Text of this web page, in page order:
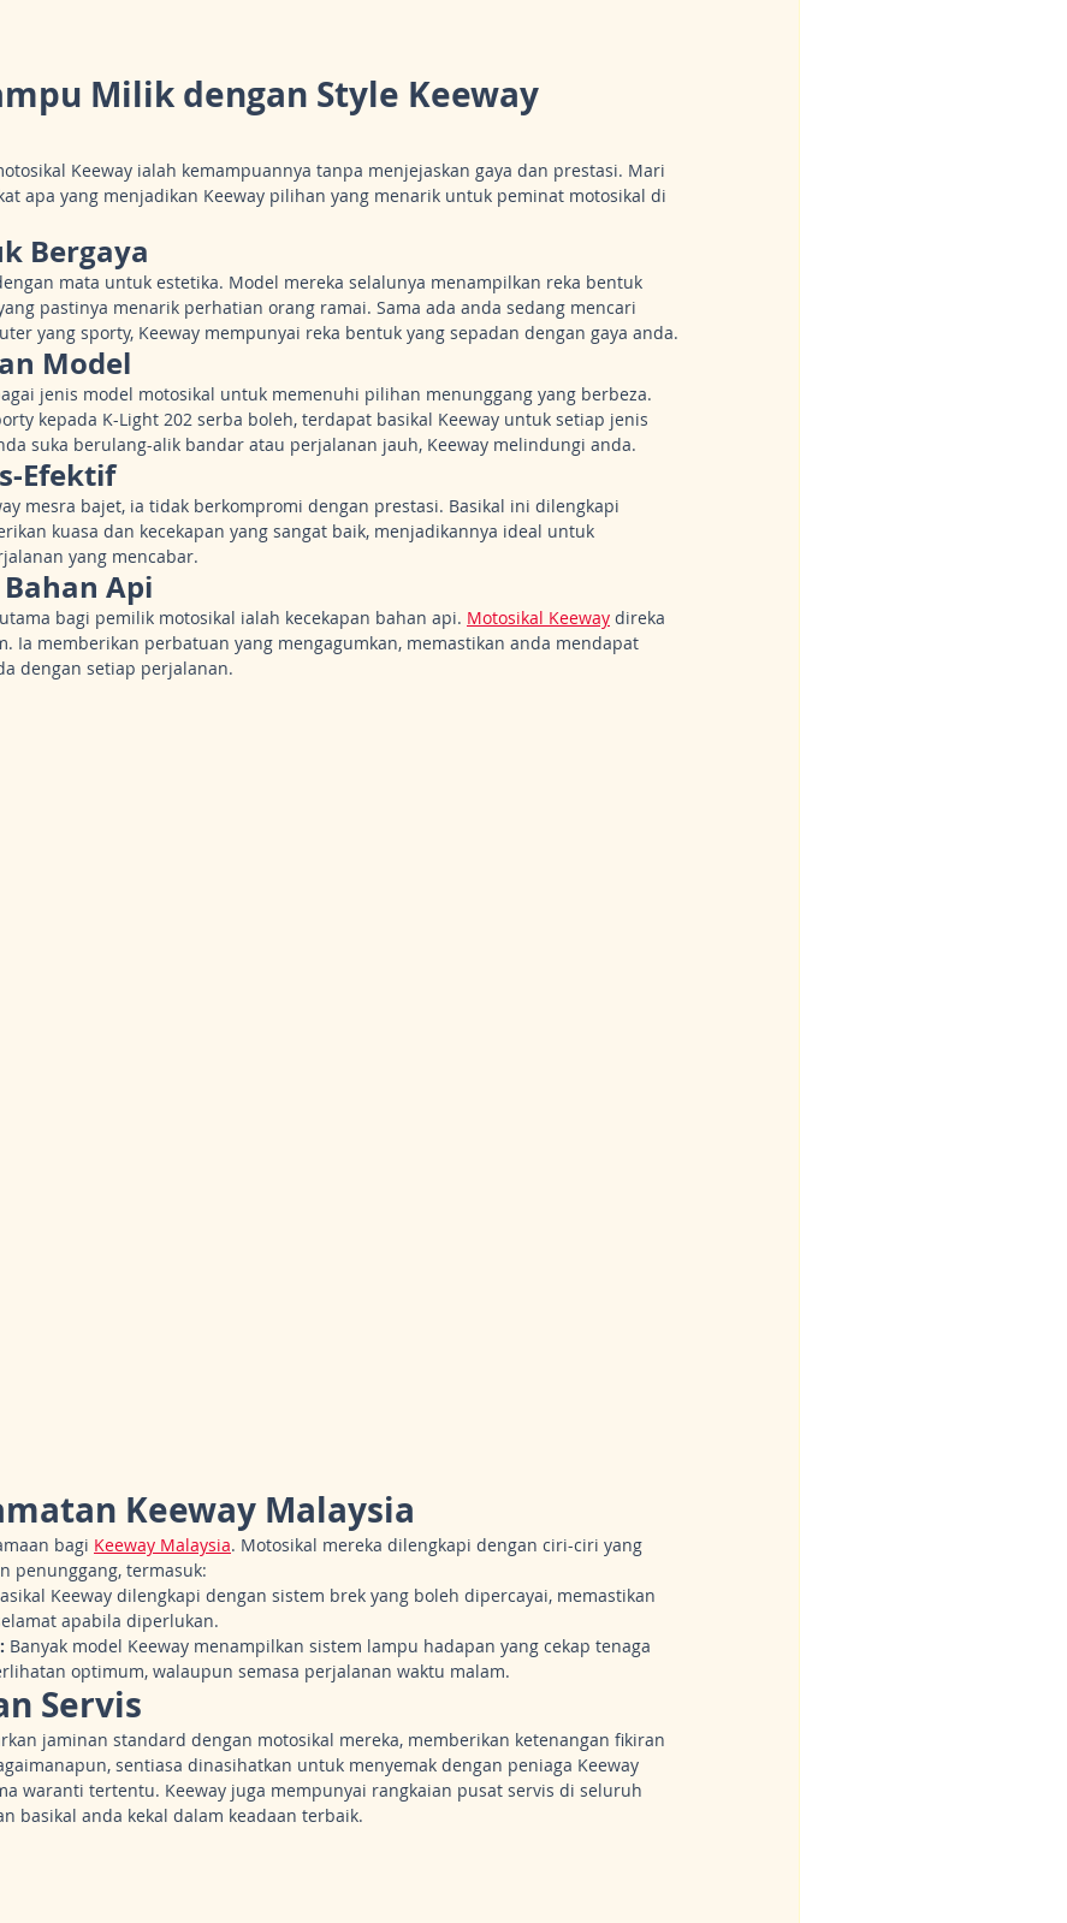
Milik dengan Style Keeway
Keeway ialah kemampuannya tanpa menjejaskan gaya dan prestasi. Mari
apa yang menjadikan Keeway pilihan yang menarik untuk peminat motosikal di
Bergaya
mata untuk estetika. Model mereka selalunya menampilkan reka bentuk
pastinya menarik perhatian orang ramai. Sama ada anda sedang mencari
yang sporty, Keeway mempunyai reka bentuk yang sepadan dengan gaya anda.
Model
jenis model motosikal untuk memenuhi pilihan menunggang yang berbeza.
kepada K-Light 202 serba boleh, terdapat basikal Keeway untuk setiap jenis
suka berulang-alik bandar atau perjalanan jauh, Keeway melindungi anda.
Efektif
mesra bajet, ia tidak berkompromi dengan prestasi. Basikal ini dilengkapi
kuasa dan kecekapan yang sangat baik, menjadikannya ideal untuk
yang mencabar.
Api
bagi pemilik motosikal ialah kecekapan bahan api. Motosikal Keeway direka
Ia memberikan perbatuan yang mengagumkan, memastikan anda mendapat
dengan setiap perjalanan.
Keeway Malaysia
bagi Keeway Malaysia. Motosikal mereka dilengkapi dengan ciri-ciri yang
penunggang, termasuk:
Keeway dilengkapi dengan sistem brek yang boleh dipercayai, memastikan
apabila diperlukan.
Banyak model Keeway menampilkan sistem lampu hadapan yang cekap tenaga
optimum, walaupun semasa perjalanan waktu malam.
Servis
jaminan standard dengan motosikal mereka, memberikan ketenangan fikiran
sentiasa dinasihatkan untuk menyemak dengan peniaga Keeway
waranti tertentu. Keeway juga mempunyai rangkaian pusat servis di seluruh
basikal anda kekal dalam keadaan terbaik.